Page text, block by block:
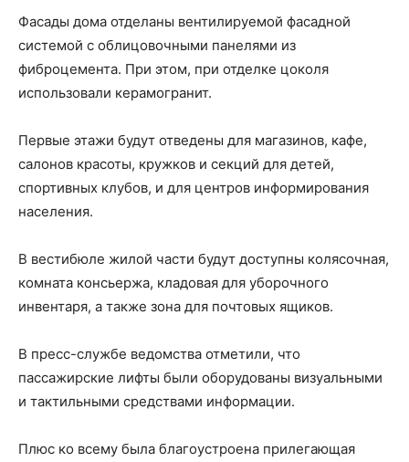
Фасады дома отделаны вентилируемой фасадной
системой с облицовочными панелями из
фиброцемента. При этом, при отделке цоколя
использовали керамогранит.
Первые этажи будут отведены для магазинов, кафе,
салонов красоты, кружков и секций для детей,
спортивных клубов, и для центров информирования
населения.
В вестибюле жилой части будут доступны колясочная,
комната консьержа, кладовая для уборочного
инвентаря, а также зона для почтовых ящиков.
В пресс-службе ведомства отметили, что
пассажирские лифты были оборудованы визуальными
и тактильными средствами информации.
Плюс ко всему была благоустроена прилегающая